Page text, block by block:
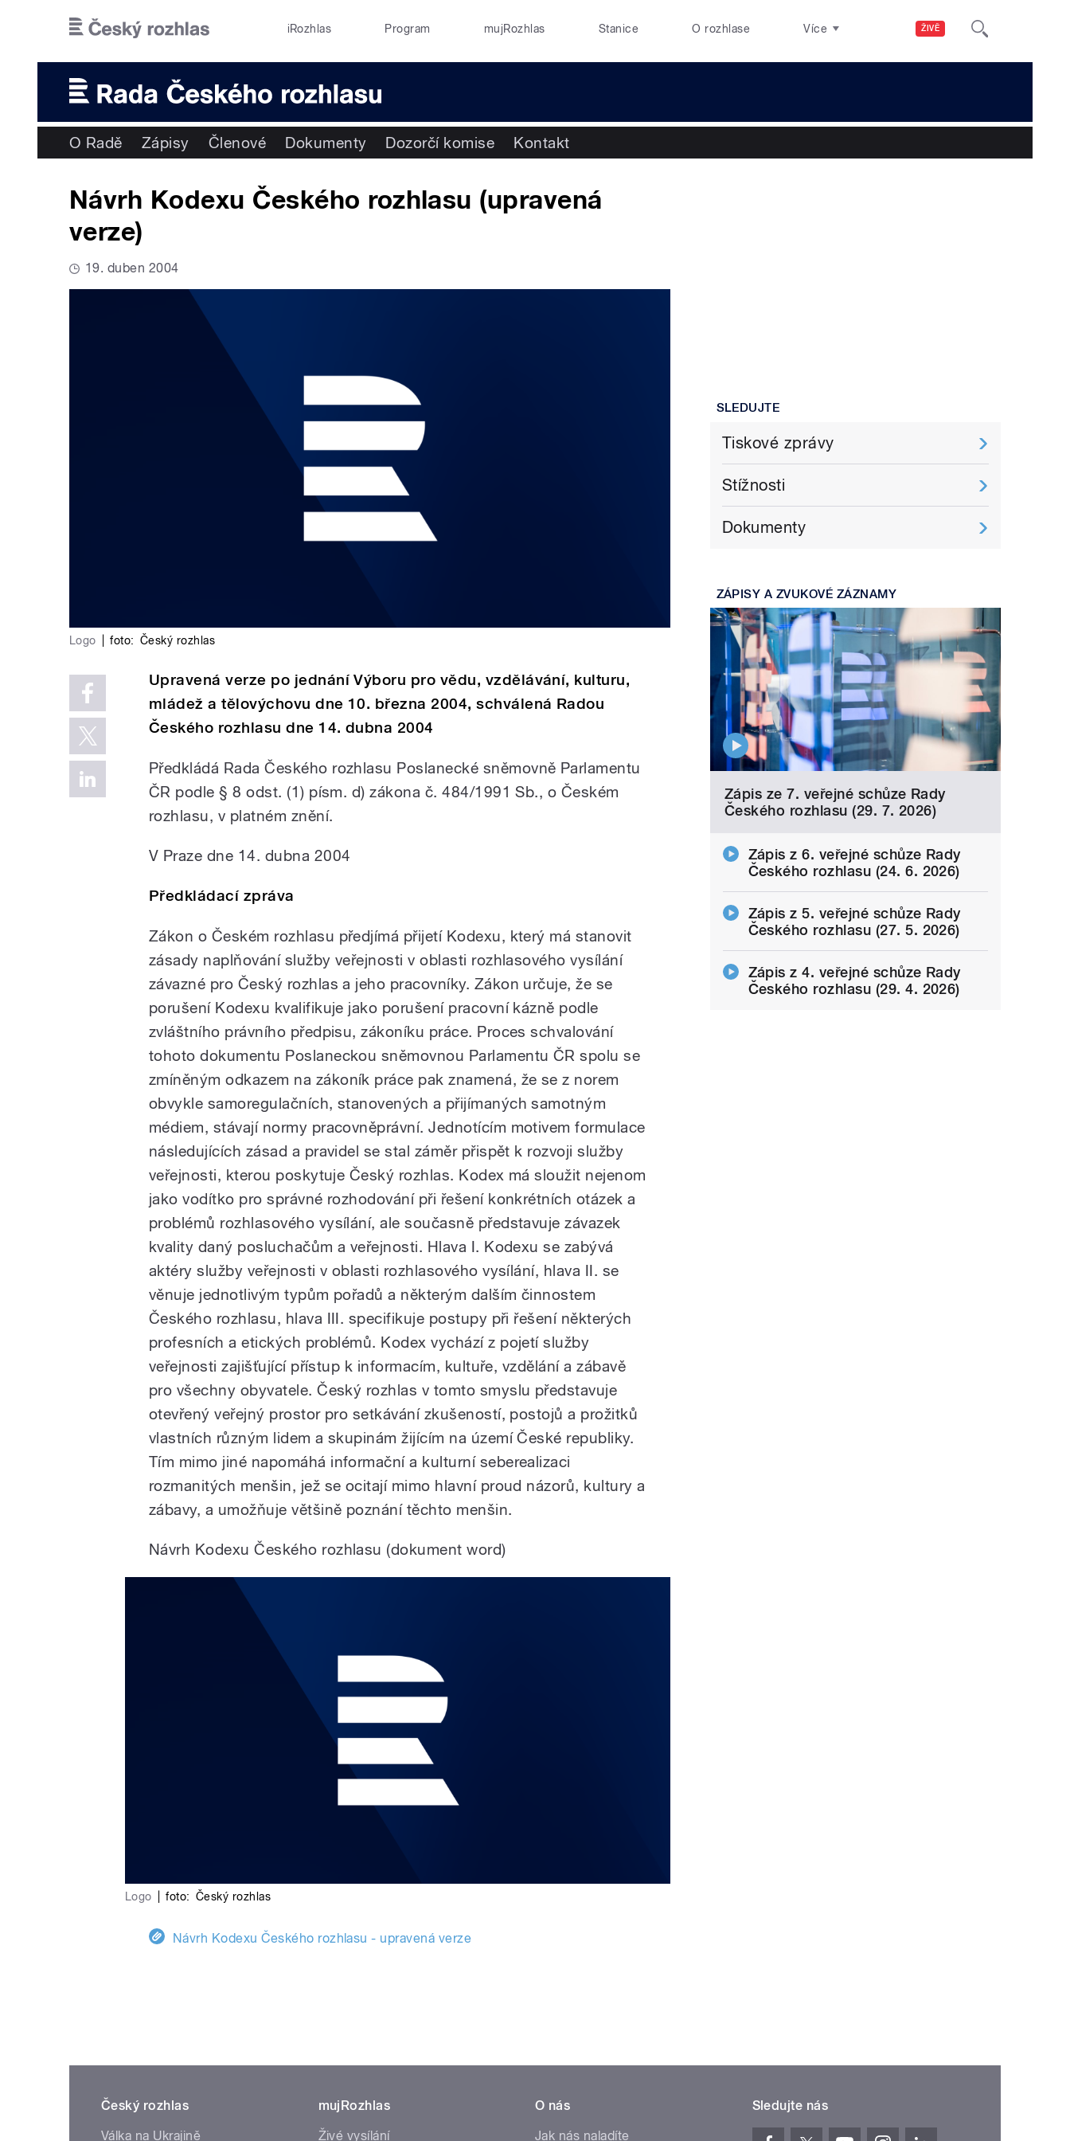
ŽIVĚ
iRozhlas Program mujRozhlas Stanice O rozhlase Více
O Radě Zápisy Členové Dokumenty Dozorčí komise Kontakt
Návrh Kodexu Českého rozhlasu (upravená
verze)
19. duben 2004
Logo foto: Český rozhlas
Upravená verze po jednání Výboru pro vědu, vzdělávání, kulturu,
mládež a tělovýchovu dne 10. března 2004, schválená Radou
Českého rozhlasu dne 14. dubna 2004
Předkládá Rada Českého rozhlasu Poslanecké sněmovně Parlamentu
ČR podle § 8 odst. (1) písm. d) zákona č. 484/1991 Sb., o Českém
rozhlasu, v platném znění.
V Praze dne 14. dubna 2004
Předkládací zpráva
Zákon o Českém rozhlasu předjímá přijetí Kodexu, který má stanovit
zásady naplňování služby veřejnosti v oblasti rozhlasového vysílání
závazné pro Český rozhlas a jeho pracovníky. Zákon určuje, že se
porušení Kodexu kvalifikuje jako porušení pracovní kázně podle
zvláštního právního předpisu, zákoníku práce. Proces schvalování
tohoto dokumentu Poslaneckou sněmovnou Parlamentu ČR spolu se
zmíněným odkazem na zákoník práce pak znamená, že se z norem
obvykle samoregulačních, stanovených a přijímaných samotným
médiem, stávají normy pracovněprávní. Jednotícím motivem formulace
následujících zásad a pravidel se stal záměr přispět k rozvoji služby
veřejnosti, kterou poskytuje Český rozhlas. Kodex má sloužit nejenom
jako vodítko pro správné rozhodování při řešení konkrétních otázek a
problémů rozhlasového vysílání, ale současně představuje závazek
kvality daný posluchačům a veřejnosti. Hlava I. Kodexu se zabývá
aktéry služby veřejnosti v oblasti rozhlasového vysílání, hlava II. se
věnuje jednotlivým typům pořadů a některým dalším činnostem
Českého rozhlasu, hlava III. specifikuje postupy při řešení některých
profesních a etických problémů. Kodex vychází z pojetí služby
veřejnosti zajišťující přístup k informacím, kultuře, vzdělání a zábavě
pro všechny obyvatele. Český rozhlas v tomto smyslu představuje
otevřený veřejný prostor pro setkávání zkušeností, postojů a prožitků
vlastních různým lidem a skupinám žijícím na území České republiky.
Tím mimo jiné napomáhá informační a kulturní seberealizaci
rozmanitých menšin, jež se ocitají mimo hlavní proud názorů, kultury a
zábavy, a umožňuje většině poznání těchto menšin.
Návrh Kodexu Českého rozhlasu (dokument word)
Logo foto: Český rozhlas
Návrh Kodexu Českého rozhlasu - upravená verze
SLEDUJTE
Tiskové zprávy
Stížnosti
Dokumenty
ZÁPISY A ZVUKOVÉ ZÁZNAMY
Zápis ze 7. veřejné schůze Rady
Českého rozhlasu (29. 7. 2026)
Zápis z 6. veřejné schůze Rady
Českého rozhlasu (24. 6. 2026)
Zápis z 5. veřejné schůze Rady
Českého rozhlasu (27. 5. 2026)
Zápis z 4. veřejné schůze Rady
Českého rozhlasu (29. 4. 2026)
Český rozhlas
Válka na Ukrajině
mujRozhlas
Živé vysílání
O nás
Jak nás naladíte
Sledujte nás